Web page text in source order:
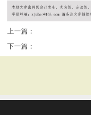
上一篇：
下一篇：